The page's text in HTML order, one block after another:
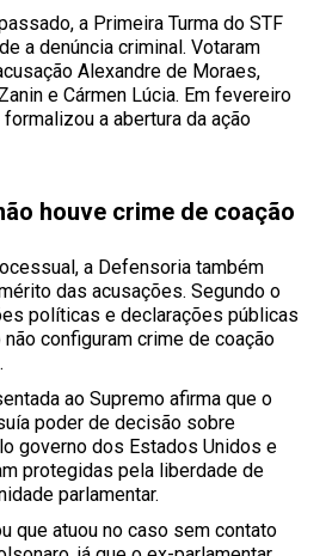
a Primeira Turma do STF
a denúncia criminal. Votaram
Alexandre de Moraes,
e Cármen Lúcia. Em fevereiro
a abertura da ação
houve crime de coação
a Defensoria também
das acusações. Segundo o
políticas e declarações públicas
configuram crime de coação
ao Supremo afirma que o
poder de decisão sobre
governo dos Estados Unidos e
protegidas pela liberdade de
parlamentar.
que atuou no caso sem contato